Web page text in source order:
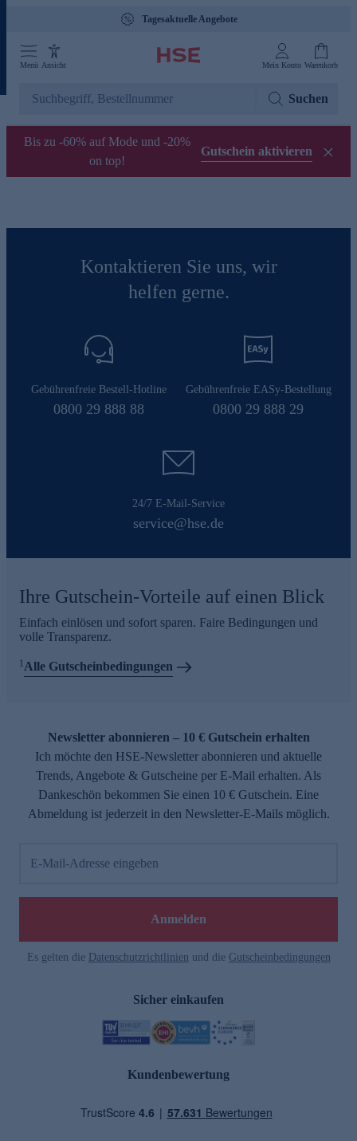
Tagesaktuelle Angebote
Menü Ansicht Mein Konto Warenkorb
Suchen
Bis zu -60% auf Mode und -20%
on top!
Gutschein aktivieren
Kontaktieren Sie uns, wir
helfen gerne.
Gebührenfreie Bestell-Hotline
0800 29 888 88
Gebührenfreie EASy-Bestellung
0800 29 888 29
24/7 E-Mail-Service
service@hse.de
Ihre Gutschein-Vorteile auf einen Blick
Einfach einlösen und sofort sparen. Faire Bedingungen und
volle Transparenz.
1Alle Gutscheinbedingungen
Newsletter abonnieren – 10 € Gutschein erhalten
Ich möchte den HSE-Newsletter abonnieren und aktuelle
Trends, Angebote & Gutscheine per E-Mail erhalten. Als
Dankeschön bekommen Sie einen 10 € Gutschein. Eine
Abmeldung ist jederzeit in den Newsletter-E-Mails möglich.
E-Mail-Adresse eingeben
Anmelden
Es gelten die Datenschutzrichtlinien und die Gutscheinbedingungen
Sicher einkaufen
Kundenbewertung